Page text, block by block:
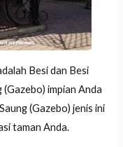
Besi dan Besi
impian Anda
(Gazebo) jenis ini
taman Anda.